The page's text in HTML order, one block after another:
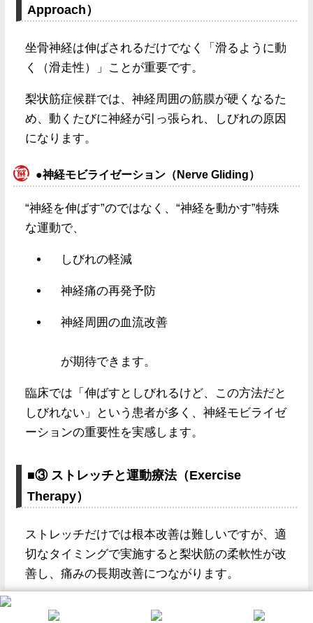
Approach）
坐骨神経は伸ばされるだけでなく「滑るように動
く（滑走性）」ことが重要です。
梨状筋症候群では、神経周囲の筋膜が硬くなるた
め、動くたびに神経が引っ張られ、しびれの原因
になります。
●神経モビライゼーション（Nerve Gliding）
“神経を伸ばす”のではなく、“神経を動かす”特殊
な運動で、
しびれの軽減
神経痛の再発予防
神経周囲の血流改善
が期待できます。
臨床では「伸ばすとしびれるけど、この方法だと
しびれない」という患者が多く、神経モビライゼ
ーションの重要性を実感します。
■③ ストレッチと運動療法（Exercise
Therapy）
ストレッチだけでは根本改善は難しいですが、適
切なタイミングで実施すると梨状筋の柔軟性が改
善し、痛みの長期改善につながります。
●梨状筋ストレッチ（Piriformis Stretch）